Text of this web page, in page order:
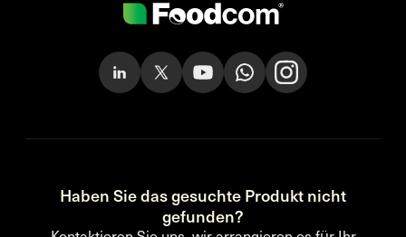
Haben Sie das gesuchte Produkt nicht
gefunden?